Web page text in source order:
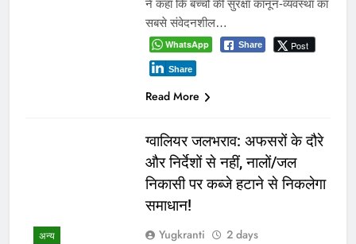
ने कहा कि बच्चों की सुरक्षा कानून-व्यवस्था का
सबसे संवेदनशील…
WhatsApp Share Post
Share
Read More
अन्य
ग्वालियर जलभराव: अफसरों के दौरे
और निर्देशों से नहीं, नालों/जल
निकासी पर कब्जे हटाने से निकलेगा
समाधान!
Yugkranti
2 days